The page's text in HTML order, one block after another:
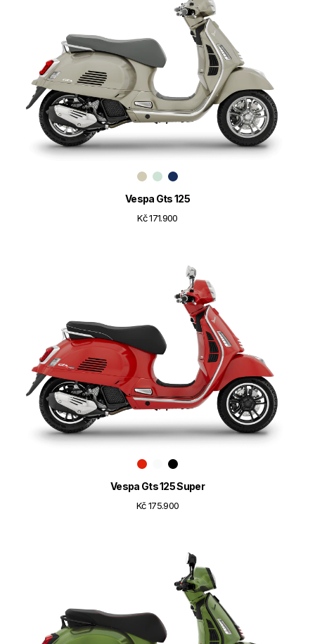
Vespa Gts 125
Kč 171.900
Vespa Gts 125 Super
Kč 175.900